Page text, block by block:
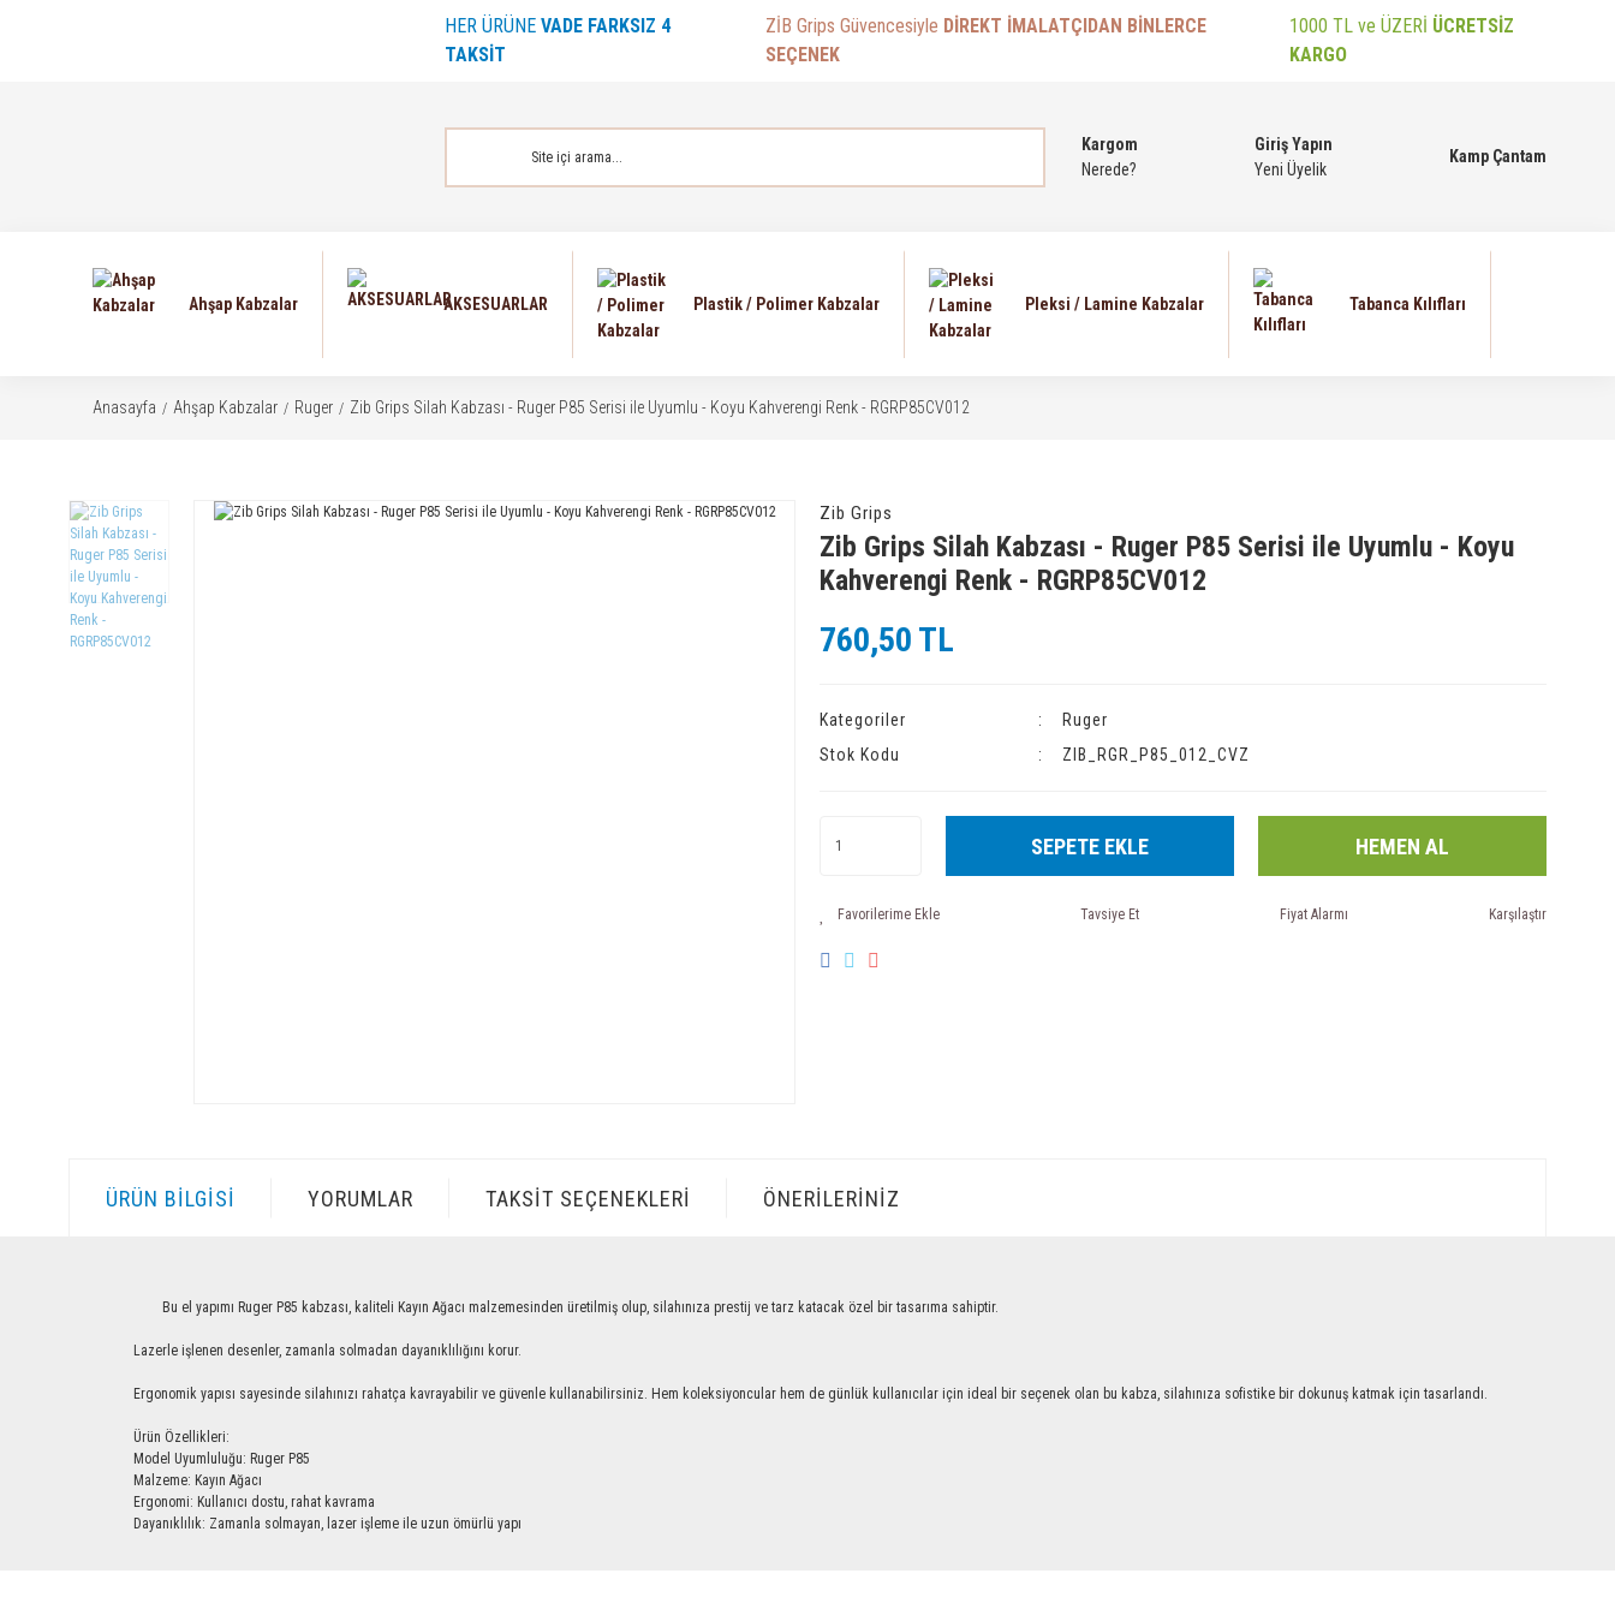
HER ÜRÜNE VADE FARKSIZ 4
TAKSİT
ZİB Grips Güvencesiyle DİREKT İMALATÇIDAN BİNLERCE
SEÇENEK
1000 TL ve ÜZERİ ÜCRETSİZ
KARGO
Kargom
Nerede?
Giriş Yapın
Yeni Üyelik
Kamp Çantam
Ahşap Kabzalar AKSESUARLAR Plastik / Polimer Kabzalar Pleksi / Lamine Kabzalar Tabanca Kılıfları
Anasayfa Ahşap Kabzalar Ruger Zib Grips Silah Kabzası - Ruger P85 Serisi ile Uyumlu - Koyu Kahverengi Renk - RGRP85CV012
Zib Grips
Zib Grips Silah Kabzası - Ruger P85 Serisi ile Uyumlu - Koyu
Kahverengi Renk - RGRP85CV012
760,50 TL
Kategoriler
Ruger
Stok Kodu
ZIB_RGR_P85_012_CVZ
SEPETE EKLE HEMEN AL
Tavsiye Et Fiyat Alarmı Karşılaştır
ÜRÜN BILGISI YORUMLAR TAKSIT SEÇENEKLERI ÖNERILERINIZ
Bu el yapımı Ruger P85 kabzası, kaliteli Kayın Ağacı malzemesinden üretilmiş olup, silahınıza prestij ve tarz katacak özel bir tasarıma sahiptir.
Lazerle işlenen desenler, zamanla solmadan dayanıklılığını korur.
Ergonomik yapısı sayesinde silahınızı rahatça kavrayabilir ve güvenle kullanabilirsiniz. Hem koleksiyoncular hem de günlük kullanıcılar için ideal bir seçenek olan bu kabza, silahınıza sofistike bir dokunuş katmak için tasarlandı.
Ürün Özellikleri:
Model Uyumluluğu: Ruger P85
Malzeme: Kayın Ağacı
Ergonomi: Kullanıcı dostu, rahat kavrama
Dayanıklılık: Zamanla solmayan, lazer işleme ile uzun ömürlü yapı